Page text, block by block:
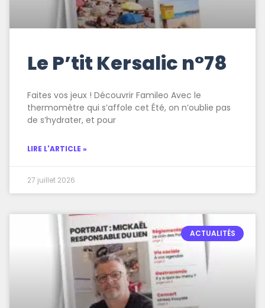
Le P’tit Kersalic n°78
Faites vos jeux ! Découvrir Famileo Avec le
thermomètre qui s’affole cet Été, on n’oublie pas
de s’hydrater, et pour
LIRE L'ARTICLE »
27 juillet 2026
ACTUALITÉS